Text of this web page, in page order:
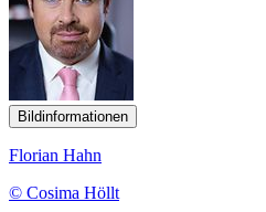
Bildinformationen
Florian Hahn
© Cosima Höllt